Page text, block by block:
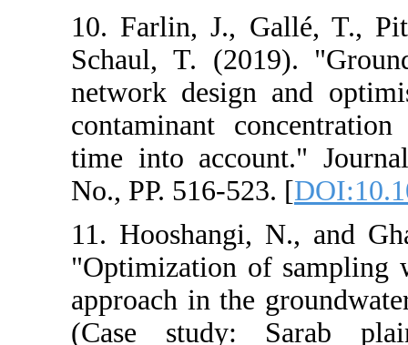
10. Farlin, J.,
Schaul, T.
network
contaminant
time into
No., PP. 516-
11.
"Optimization
approach in
(Case